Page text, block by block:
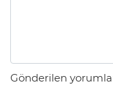
Gönderilen